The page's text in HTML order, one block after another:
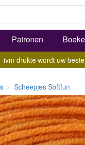
Patronen
ivm drukte wordt uw
Scheepjes Softfun